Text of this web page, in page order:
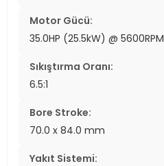
Motor Gücü:
35.0HP (25.5kW) @ 5600RPM
Sıkıştırma Oranı:
6.5:1
Bore Stroke:
70.0 x 84.0 mm
Yakıt Sistemi: